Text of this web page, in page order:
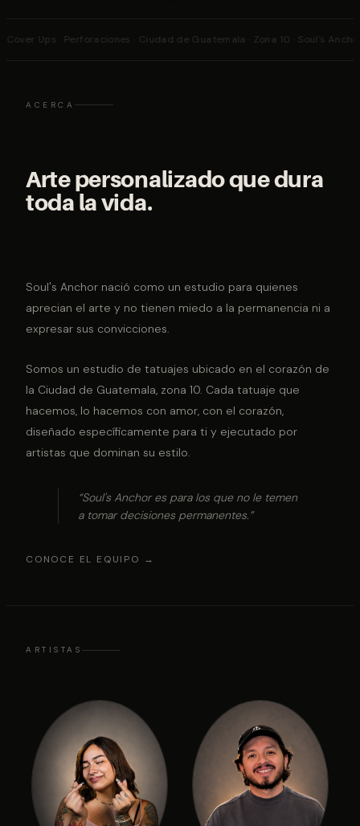
Perforaciones · Ciudad de Guatemala · Zona 10 · Soul's Anchor Tattoo
ACERCA
Arte personalizado que dura
toda la vida.
Soul's Anchor nació como un estudio para quienes
aprecian el arte y no tienen miedo a la permanencia ni a
expresar sus convicciones.
Somos un estudio de tatuajes ubicado en el corazón de
la Ciudad de Guatemala, zona 10. Cada tatuaje que
hacemos, lo hacemos con amor, con el corazón,
diseñado específicamente para ti y ejecutado por
artistas que dominan su estilo.
“Soul's Anchor es para los que no le temen
a tomar decisiones permanentes.”
CONOCE EL EQUIPO →
ARTISTAS